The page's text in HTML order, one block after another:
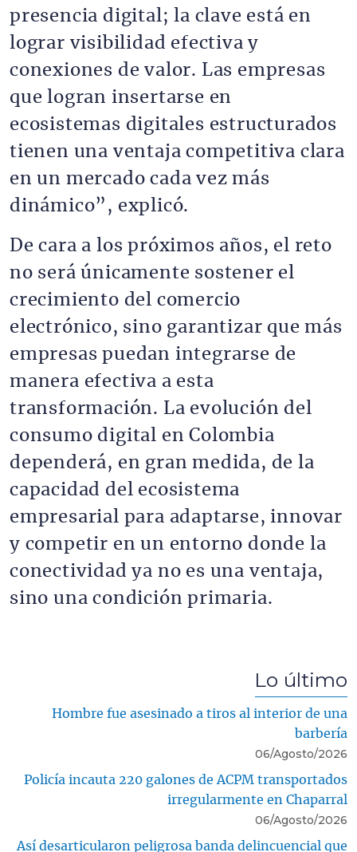
presencia digital; la clave está en
lograr visibilidad efectiva y
conexiones de valor. Las empresas
que logran insertarse en
ecosistemas digitales estructurados
tienen una ventaja competitiva clara
en un mercado cada vez más
dinámico”, explicó.
De cara a los próximos años, el reto
no será únicamente sostener el
crecimiento del comercio
electrónico, sino garantizar que más
empresas puedan integrarse de
manera efectiva a esta
transformación. La evolución del
consumo digital en Colombia
dependerá, en gran medida, de la
capacidad del ecosistema
empresarial para adaptarse, innovar
y competir en un entorno donde la
conectividad ya no es una ventaja,
sino una condición primaria.
Lo último
Hombre fue asesinado a tiros al interior de una
barbería
06/Agosto/2026
Policía incauta 220 galones de ACPM transportados
irregularmente en Chaparral
06/Agosto/2026
Así desarticularon peligrosa banda delincuencial que